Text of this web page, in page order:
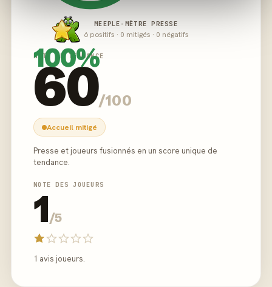
100%
MEEPLE-MÈTRE PRESSE
6 positifs · 0 mitigés · 0 négatifs
NOTE DE TENDANCE
60/100
Accueil mitigé
Presse et joueurs fusionnés en un score unique de
tendance.
NOTE DES JOUEURS
1/5
1 avis joueurs.